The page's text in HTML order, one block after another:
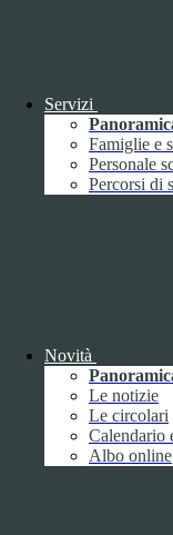
Servizi
Famiglie e
Personale
Percorsi di
Novità
Le notizie
Le circolari
Calendario
Albo online